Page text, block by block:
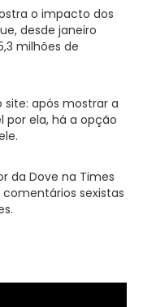
o impacto dos
desde janeiro
milhões de
após mostrar a
por ela, há a opção
da Dove na Times
comentários sexistas